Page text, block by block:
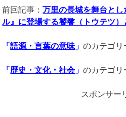
前回記事： 万里の長城を舞台と
ル』に登場する饕餮（トウテツ
「語源・言葉の意味」のカテゴリ
「歴史・文化・社会」のカテゴリ
スポンサー